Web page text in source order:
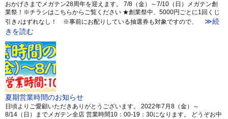
おかげさまでメガテン28周年を迎えます。 7/8（金）～7/10（日）メガテン創
業祭！※チラシはこちらからご覧ください ★創業祭中、5000円ごとに1回くじ
引き♪はずれなし！ ※事前にお配りしている抽選券も対象ですので、
≫続
きを読む
夏期営業時間のお知らせ
日頃よりご愛顧いただきありがとうございます。 2022年7月8（金）～
8/14（日）までメガテン全店 営業時間10：00-19：30になります。 どうぞお中